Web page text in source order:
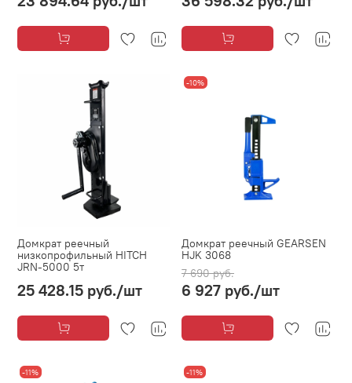
Домкрат реечный
низкопрофильный HITCH
JRN-5000 5т
25 428.15 руб./шт
-10%
Домкрат реечный GEARSEN
HJK 3068
7 690 руб.
6 927 руб./шт
-11% -11%